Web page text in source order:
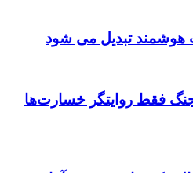
هوشمند تبدیل می شود
فقط روایتگر خسارت‌ها